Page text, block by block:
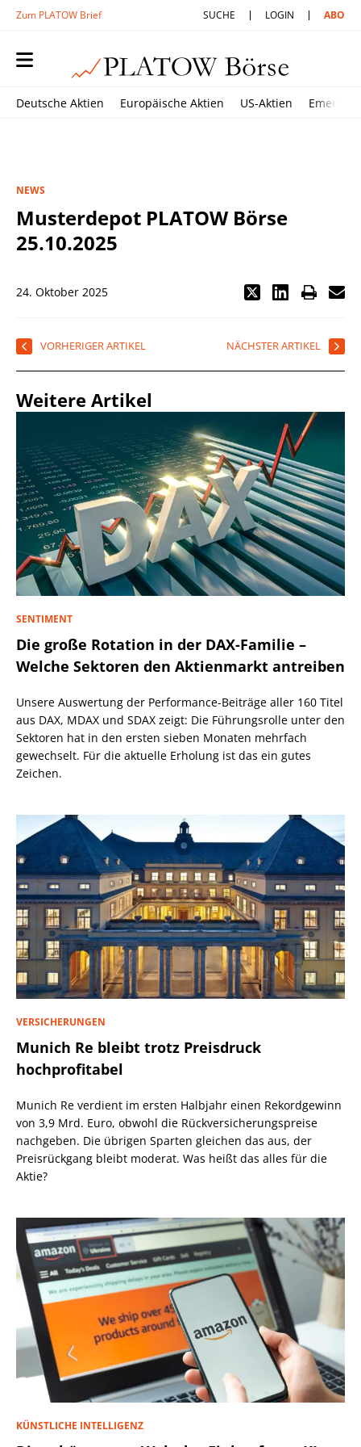
Zum PLATOW Brief SUCHE LOGIN ABO
Deutsche Aktien Europäische Aktien US-Aktien
NEWS
Musterdepot PLATOW Börse
25.10.2025
24. Oktober 2025
VORHERIGER ARTIKEL NÄCHSTER ARTIKEL
Weitere Artikel
SENTIMENT
Die große Rotation in der DAX-Familie –
Welche Sektoren den Aktienmarkt antreiben
Unsere Auswertung der Performance-Beiträge aller 160 Titel
aus DAX, MDAX und SDAX zeigt: Die Führungsrolle unter den
Sektoren hat in den ersten sieben Monaten mehrfach
gewechselt. Für die aktuelle Erholung ist das ein gutes
Zeichen.
VERSICHERUNGEN
Munich Re bleibt trotz Preisdruck
hochprofitabel
Munich Re verdient im ersten Halbjahr einen Rekordgewinn
von 3,9 Mrd. Euro, obwohl die Rückversicherungspreise
nachgeben. Die übrigen Sparten gleichen das aus, der
Preisrückgang bleibt moderat. Was heißt das alles für die
Aktie?
KÜNSTLICHE INTELLIGENZ